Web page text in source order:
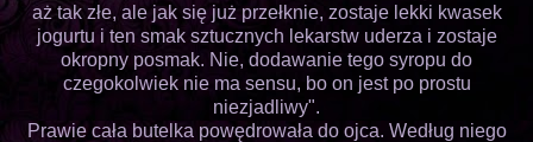
aż tak złe, ale jak się już przełknie, zostaje lekki kwasek
jogurtu i ten smak sztucznych lekarstw uderza i zostaje
okropny posmak. Nie, dodawanie tego syropu do
czegokolwiek nie ma sensu, bo on jest po prostu
niezjadliwy".
Prawie cała butelka powędrowała do ojca. Według niego